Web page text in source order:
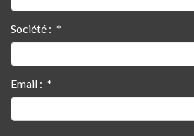
Société :
Email :